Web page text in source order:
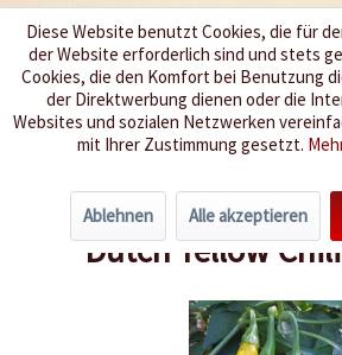
Wir würzen Ihr
Menü
Übersicht Schärfegrad 4-6
Dutch Yellow
Diese Website benutzt Cookies, die für
der Website erforderlich sind und stets
Cookies, die den Komfort bei Benutzung
der Direktwerbung dienen oder die
Websites und sozialen Netzwerken
mit Ihrer Zustimmung gesetzt.
Ablehnen Alle akzeptieren